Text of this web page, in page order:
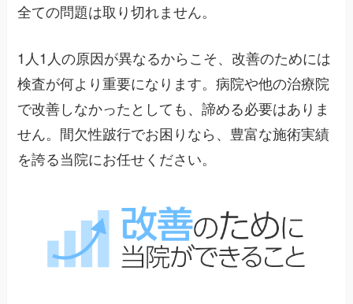
全ての問題は取り切れません。
1人1人の原因が異なるからこそ、改善のためには
検査が何より重要になります。病院や他の治療院
で改善しなかったとしても、諦める必要はありま
せん。間欠性跛行でお困りなら、豊富な施術実績
を誇る当院にお任せください。